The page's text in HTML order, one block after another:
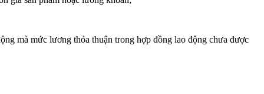
mà mức lương thỏa thuận trong hợp đồng lao động chưa được